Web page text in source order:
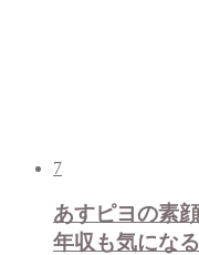
7
あすピヨの素
年収も気になる